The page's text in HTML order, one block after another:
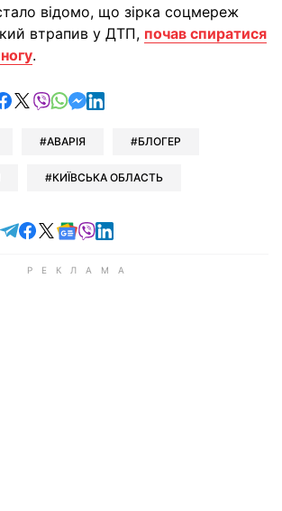
відомо, що зірка соцмереж
втрапив у ДТП, почав спиратися
.
у Telegram
поділитись у Facebook
поділитись у X
відправити у Viber
відправити у Whatsapp
відправити у Messenger
відправити у LinkedIn
АВАРІЯ БЛОГЕР
КИЇВСЬКА ОБЛАСТЬ
Читайте у Telegram
Читайте у Facebook
Читайте у X
Читайте у Google news
Читайте у Viber
Читайте у LinkedIn